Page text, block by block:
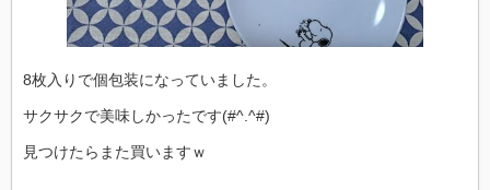
8枚入りで個包装になっていました。
サクサクで美味しかったです(#^.^#)
見つけたらまた買いますｗ